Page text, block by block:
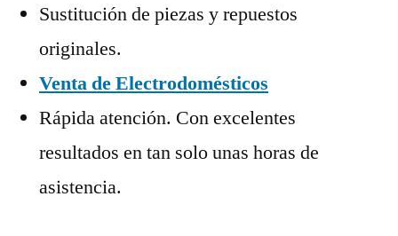
Sustitución de piezas y repuestos
originales.
Venta de Electrodomésticos
Rápida atención. Con excelentes
resultados en tan solo unas horas de
asistencia.